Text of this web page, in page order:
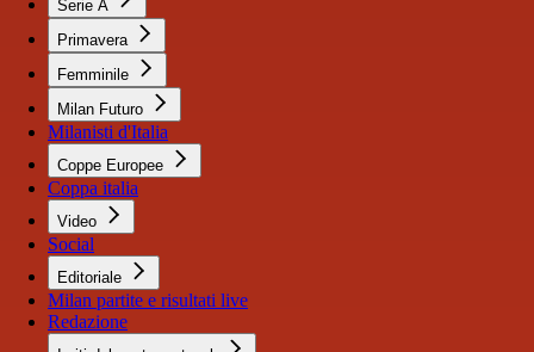
Serie A
Primavera
Femminile
Milan Futuro
Milanisti d'Italia
Coppe Europee
Coppa italia
Video
Social
Editoriale
Milan partite e risultati live
Redazione